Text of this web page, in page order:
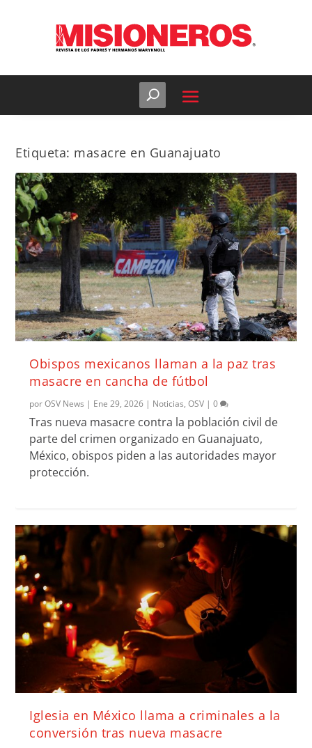
Etiqueta: masacre en Guanajuato
Obispos mexicanos llaman a la paz tras
masacre en cancha de fútbol
porOSV News | Ene 29, 2026 | Noticias,OSV |0
Tras nueva masacre contra la población civil de
parte del crimen organizado en Guanajuato,
México, obispos piden a las autoridades mayor
protección.
Iglesia en México llama a criminales a la
conversión tras nueva masacre